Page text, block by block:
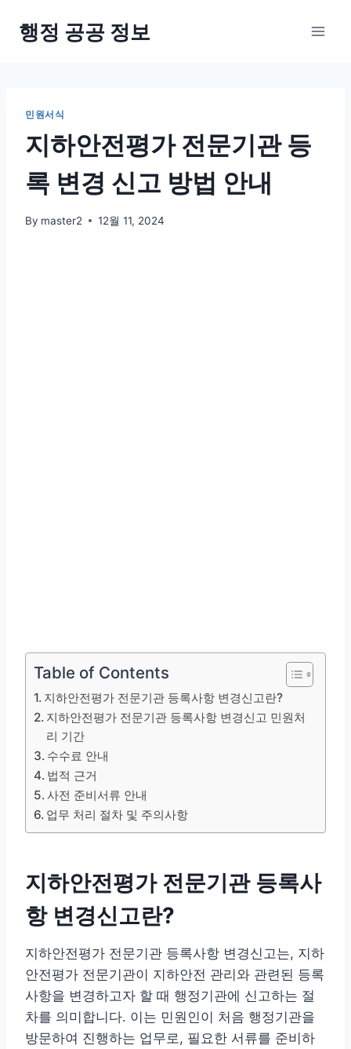
행정 공공 정보
민원서식
지하안전평가 전문기관 등
록 변경 신고 방법 안내
By master2 12월 11, 2024
Table of Contents
지하안전평가 전문기관 등록사항 변경신고란?
지하안전평가 전문기관 등록사항 변경신고 민원처
리 기간
수수료 안내
법적 근거
사전 준비서류 안내
업무 처리 절차 및 주의사항
지하안전평가 전문기관 등록사
항 변경신고란?
지하안전평가 전문기관 등록사항 변경신고는, 지하
안전평가 전문기관이 지하안전 관리와 관련된 등록
사항을 변경하고자 할 때 행정기관에 신고하는 절
차를 의미합니다. 이는 민원인이 처음 행정기관을
방문하여 진행하는 업무로, 필요한 서류를 준비하